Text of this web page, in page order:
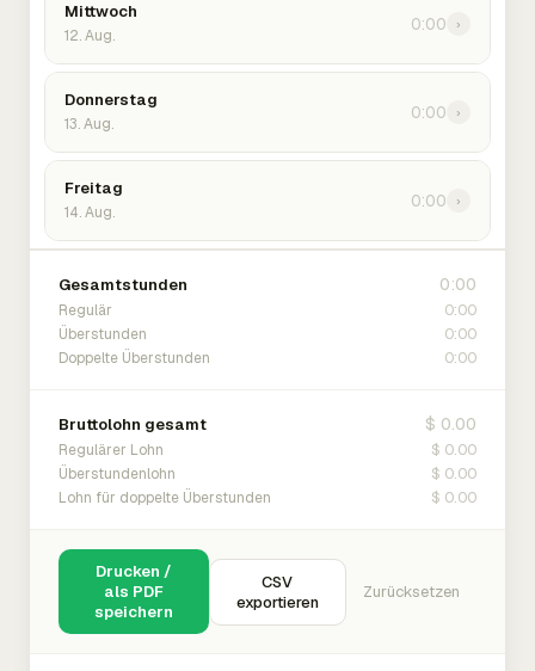
Mittwoch
12. Aug.
0:00 ›
Donnerstag
13. Aug.
0:00 ›
Freitag
14. Aug.
0:00 ›
Gesamtstunden 0:00
Regulär 0:00
Überstunden 0:00
Doppelte Überstunden 0:00
Bruttolohn gesamt $ 0.00
Regulärer Lohn $ 0.00
Überstundenlohn $ 0.00
Lohn für doppelte Überstunden $ 0.00
Drucken /
als PDF
speichern
CSV
exportieren
Zurücksetzen